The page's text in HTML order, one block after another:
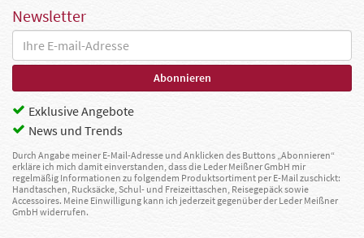
Newsletter
Exklusive Angebote
News und Trends
Durch Angabe meiner E-Mail-Adresse und Anklicken des Buttons „Abonnieren“
erkläre ich mich damit einverstanden, dass die Leder Meißner GmbH mir
regelmäßig Informationen zu folgendem Produktsortiment per E-Mail zuschickt:
Handtaschen, Rucksäcke, Schul- und Freizeittaschen, Reisegepäck sowie
Accessoires. Meine Einwilligung kann ich jederzeit gegenüber der Leder Meißner
GmbH widerrufen.